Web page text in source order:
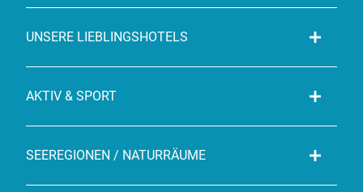
UNSERE LIEBLINGSHOTELS
AKTIV & SPORT
SEEREGIONEN / NATURRÄUME